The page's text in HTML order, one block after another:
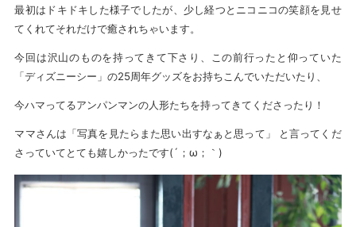
最初はドキドキした様子でしたが、少し経つとニコニコの笑顔を見せ
てくれてそれだけで癒されちゃいます。
今回は沢山のものを持ってきて下さり、この前行ったと仰っていた
「ディズニーシー」の25周年グッズをお持ちこんでいただいたり、
今ハマってるアンパンマンの人形たちを持ってきてくださったり！
ママさんは「写真を見たらまた思い出すなぁと思って」 と言ってくだ
さっていてとても嬉しかったです(´；ω；｀)